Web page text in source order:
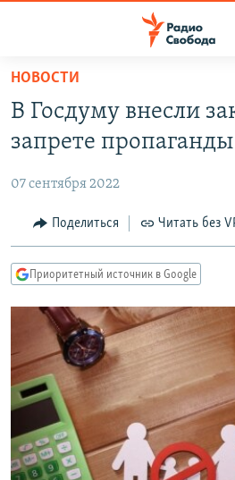
упрощенного
доступа
основному
Вернутся
главной
навигации
Вернутся
поиску
ПОДКАСТЫ
АВТОРСКИЕ ПРОЕКТЫ
ЦИТАТЫ СВОБОДЫ
МНЕНИЯ
IDEL.РЕАЛИИ
КАВКАЗ.РЕАЛИИ
СЕВЕР.РЕАЛИИ
СИБИРЬ.РЕАЛИИ
РАСПИСАНИЕ ВЕЩАНИЯ
ПОДПИШИТЕСЬ НА РАССЫЛКУ
НОВОСТИ
В Госдуму внесли
запрете
07 сентября 2022
Поделиться Читать без
Приоритетный источник в Google